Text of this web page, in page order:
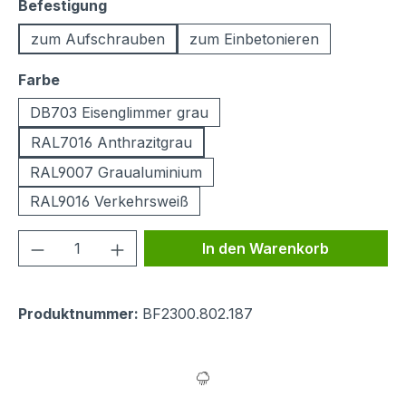
Befestigungauswählen
zum Aufschrauben
zum Einbetonieren
Farbeauswählen
DB703 Eisenglimmer grau
RAL7016 Anthrazitgrau
RAL9007 Graualuminium
RAL9016 Verkehrsweiß
Produkt Anzahl: Gib denIn den Warenkorb
Produktnummer: BF2300.802.187